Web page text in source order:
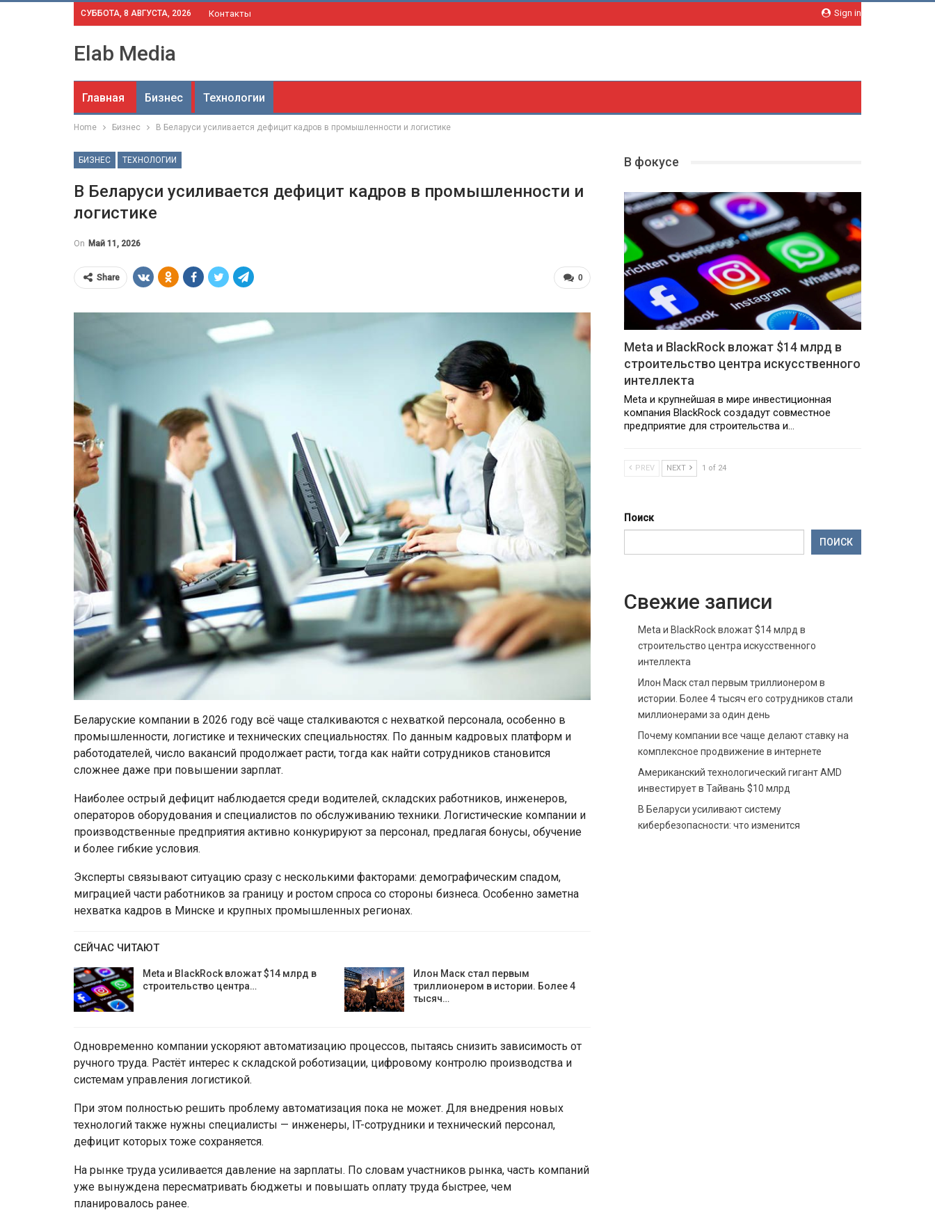
Sign in
СУББОТА, 8 АВГУСТА, 2026 Контакты
Elab Media
Главная Бизнес Технологии
Home Бизнес В Беларуси усиливается дефицит кадров в промышленности и логистике
БИЗНЕС ТЕХНОЛОГИИ
В Беларуси усиливается дефицит кадров в промышленности и
логистике
On Май 11, 2026
0
Share
Беларуские компании в 2026 году всё чаще сталкиваются с нехваткой персонала, особенно в
промышленности, логистике и технических специальностях. По данным кадровых платформ и
работодателей, число вакансий продолжает расти, тогда как найти сотрудников становится
сложнее даже при повышении зарплат.
Наиболее острый дефицит наблюдается среди водителей, складских работников, инженеров,
операторов оборудования и специалистов по обслуживанию техники. Логистические компании и
производственные предприятия активно конкурируют за персонал, предлагая бонусы, обучение
и более гибкие условия.
Эксперты связывают ситуацию сразу с несколькими факторами: демографическим спадом,
миграцией части работников за границу и ростом спроса со стороны бизнеса. Особенно заметна
нехватка кадров в Минске и крупных промышленных регионах.
СЕЙЧАС ЧИТАЮТ
Meta и BlackRock вложат $14 млрд в
строительство центра…
Илон Маск стал первым
триллионером в истории. Более 4
тысяч…
Одновременно компании ускоряют автоматизацию процессов, пытаясь снизить зависимость от
ручного труда. Растёт интерес к складской роботизации, цифровому контролю производства и
системам управления логистикой.
При этом полностью решить проблему автоматизация пока не может. Для внедрения новых
технологий также нужны специалисты — инженеры, IT-сотрудники и технический персонал,
дефицит которых тоже сохраняется.
На рынке труда усиливается давление на зарплаты. По словам участников рынка, часть компаний
уже вынуждена пересматривать бюджеты и повышать оплату труда быстрее, чем
планировалось ранее.
В фокусе
Meta и BlackRock вложат $14 млрд в
строительство центра искусственного
интеллекта
Meta и крупнейшая в мире инвестиционная
компания BlackRock создадут совместное
предприятие для строительства и…
PREV NEXT 1 of 24
Поиск
ПОИСК
Свежие записи
Meta и BlackRock вложат $14 млрд в
строительство центра искусственного
интеллекта
Илон Маск стал первым триллионером в
истории. Более 4 тысяч его сотрудников стали
миллионерами за один день
Почему компании все чаще делают ставку на
комплексное продвижение в интернете
Американский технологический гигант AMD
инвестирует в Тайвань $10 млрд
В Беларуси усиливают систему
кибербезопасности: что изменится